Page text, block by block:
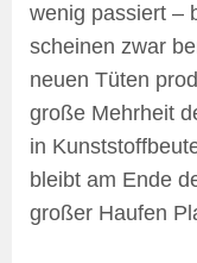
wenig passiert –
scheinen zwar
neuen Tüten
große Mehrheit
in
bleibt am Ende
großer Haufen